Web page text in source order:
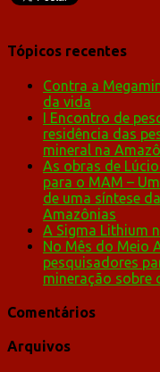
Tópicos recentes
Contra a
da vida
I Encontro de
residência das
mineral na
As obras de
para o MAM –
de uma síntese
Amazônias
A Sigma Lithium
No Mês do Meio
pesquisadores
mineração sobre
Comentários
Arquivos